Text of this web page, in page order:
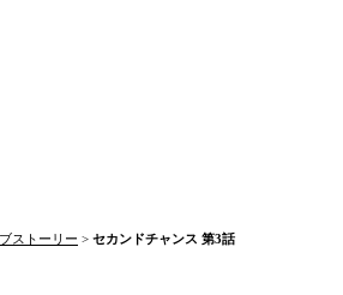
ストーリー > セカンドチャンス 第3話